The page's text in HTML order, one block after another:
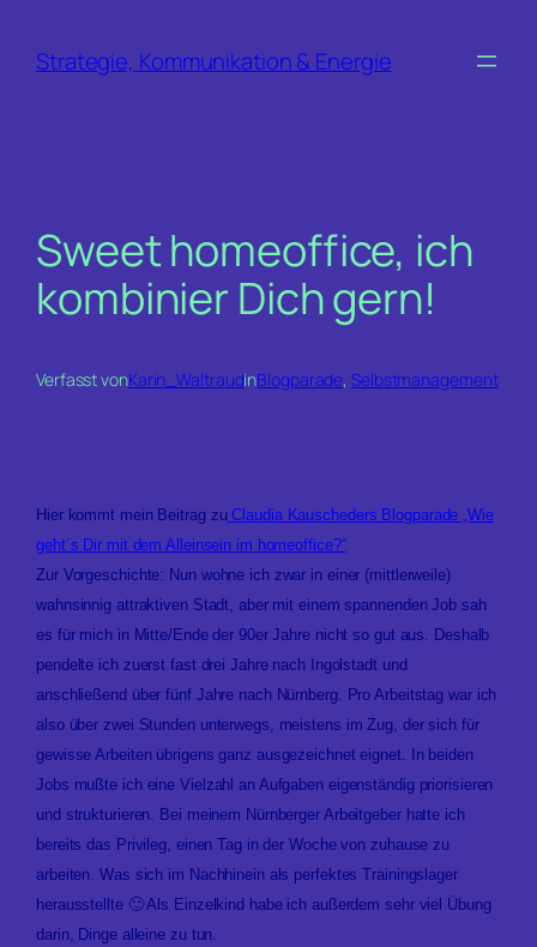
springen
Strategie, Kommunikation & Energie
Sweet homeoffice, ich
kombinier Dich gern!
Verfasst vonKarin_WaltraudinBlogparade, Selbstmanagement
Hier kommt mein Beitrag zu Claudia Kauscheders Blogparade „Wie
geht´s Dir mit dem Alleinsein im homeoffice?“
Zur Vorgeschichte: Nun wohne ich zwar in einer (mittlerweile)
wahnsinnig attraktiven Stadt, aber mit einem spannenden Job sah
es für mich in Mitte/Ende der 90er Jahre nicht so gut aus. Deshalb
pendelte ich zuerst fast drei Jahre nach Ingolstadt und
anschließend über fünf Jahre nach Nürnberg. Pro Arbeitstag war ich
also über zwei Stunden unterwegs, meistens im Zug, der sich für
gewisse Arbeiten übrigens ganz ausgezeichnet eignet. In beiden
Jobs mußte ich eine Vielzahl an Aufgaben eigenständig priorisieren
und strukturieren. Bei meinem Nürnberger Arbeitgeber hatte ich
bereits das Privileg, einen Tag in der Woche von zuhause zu
arbeiten. Was sich im Nachhinein als perfektes Trainingslager
herausstellte 🙂 Als Einzelkind habe ich außerdem sehr viel Übung
darin, Dinge alleine zu tun.